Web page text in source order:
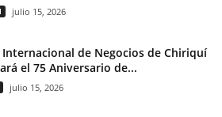
julio 15, 2026
Internacional de Negocios de Chiriquí
el 75 Aniversario de...
julio 15, 2026